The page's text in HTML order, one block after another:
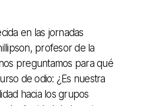
en las jornadas
profesor de la
preguntamos para qué
de odio: ¿Es nuestra
hacia los grupos